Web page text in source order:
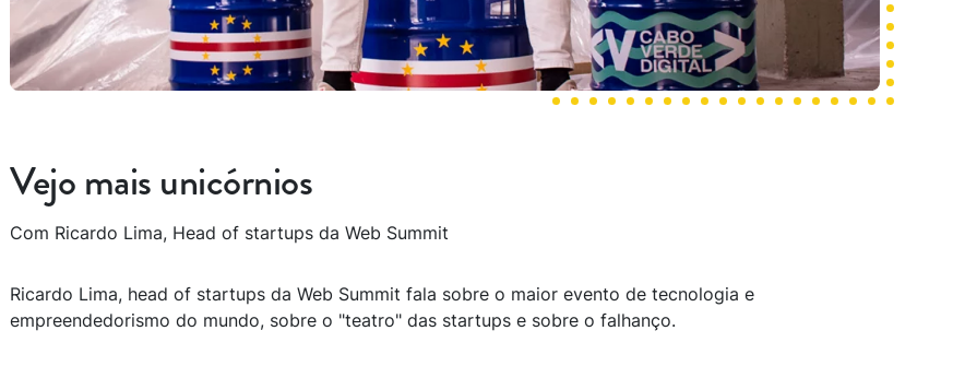
Vejo mais unicórnios
Com Ricardo Lima, Head of startups da Web Summit
Ricardo Lima, head of startups da Web Summit fala sobre o maior evento de tecnologia e
empreendedorismo do mundo, sobre o "teatro" das startups e sobre o falhanço.